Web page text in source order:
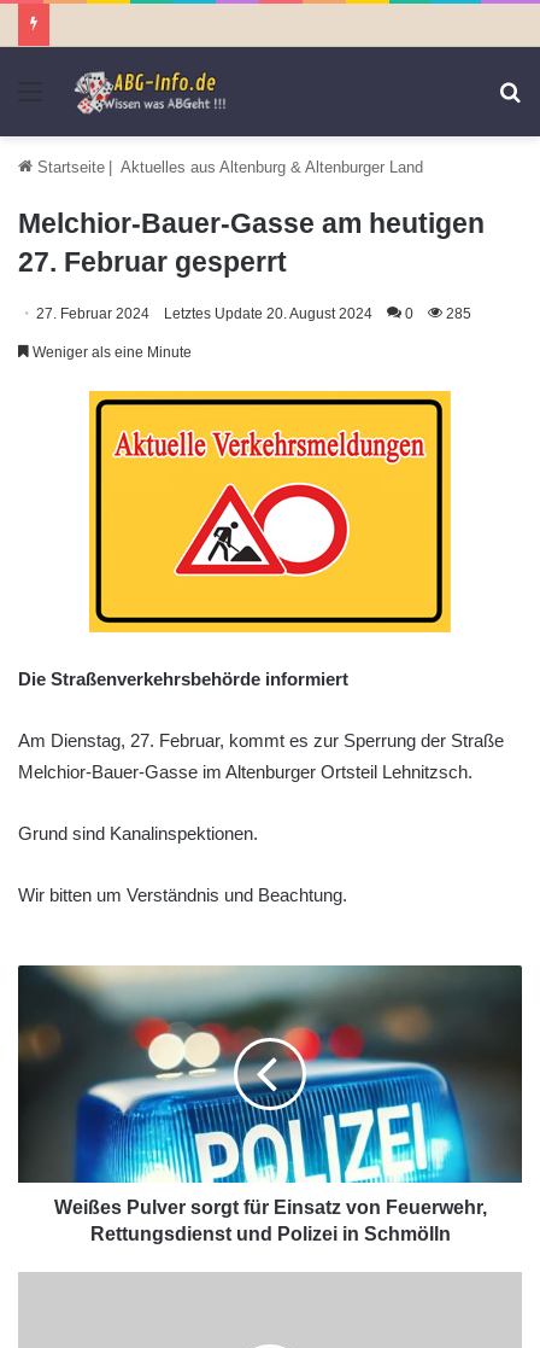
Menü
Startseite | Aktuelles aus Altenburg & Altenburger Land
Melchior-Bauer-Gasse am heutigen
27. Februar gesperrt
27. Februar 2024 Letztes Update 20. August 2024 0 285
Weniger als eine Minute
Die Straßenverkehrsbehörde informiert
Am Dienstag, 27. Februar, kommt es zur Sperrung der Straße
Melchior-Bauer-Gasse im Altenburger Ortsteil Lehnitzsch.
Grund sind Kanalinspektionen.
Wir bitten um Verständnis und Beachtung.
Weißes Pulver sorgt für Einsatz von Feuerwehr,
Rettungsdienst und Polizei in Schmölln